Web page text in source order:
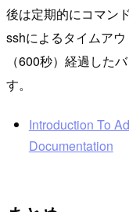
後は定期的にコマン
sshによるタイムア
（600秒）経過した
す。
Introduction To
Documentation